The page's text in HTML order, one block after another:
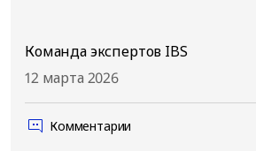
Команда экспертов IBS
12 марта 2026
Комментарии